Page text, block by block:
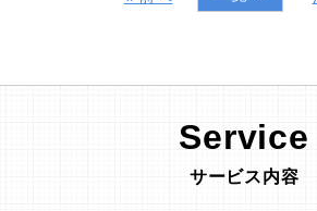
Service
サービス内容